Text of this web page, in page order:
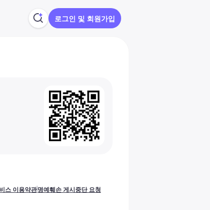
로그인 및 회원가입
스 이용약관명예훼손 게시중단 요청